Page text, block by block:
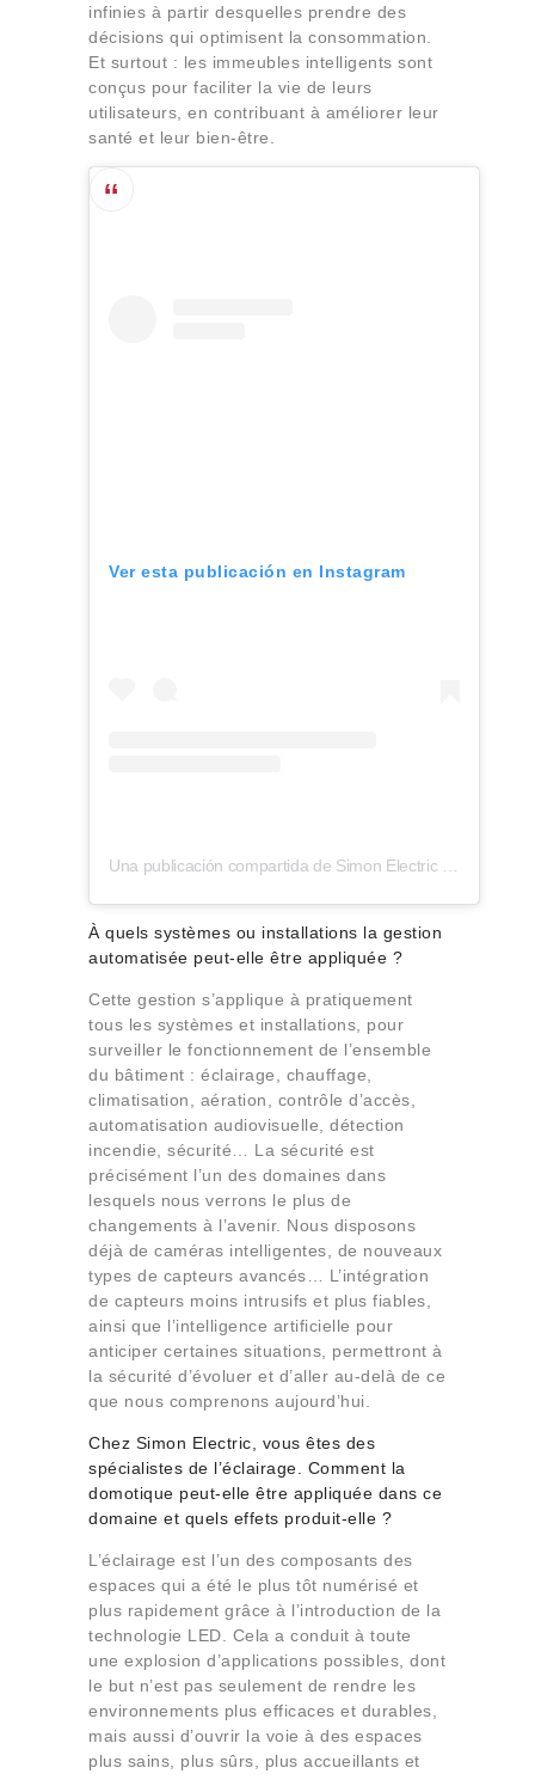
infinies à partir desquelles prendre des
décisions qui optimisent la consommation.
Et surtout : les immeubles intelligents sont
conçus pour faciliter la vie de leurs
utilisateurs, en contribuant à améliorer leur
santé et leur bien-être.
Ver esta publicación en Instagram
À quels systèmes ou installations la gestion
automatisée peut-elle être appliquée ?
Cette gestion s’applique à pratiquement
tous les systèmes et installations, pour
surveiller le fonctionnement de l’ensemble
du bâtiment : éclairage, chauffage,
climatisation, aération, contrôle d’accès,
automatisation audiovisuelle, détection
incendie, sécurité… La sécurité est
précisément l’un des domaines dans
lesquels nous verrons le plus de
changements à l’avenir. Nous disposons
déjà de caméras intelligentes, de nouveaux
types de capteurs avancés… L’intégration
de capteurs moins intrusifs et plus fiables,
ainsi que l’intelligence artificielle pour
anticiper certaines situations, permettront à
la sécurité d’évoluer et d’aller au-delà de ce
que nous comprenons aujourd’hui.
Chez Simon Electric, vous êtes des
spécialistes de l’éclairage. Comment la
domotique peut-elle être appliquée dans ce
domaine et quels effets produit-elle ?
L’éclairage est l’un des composants des
espaces qui a été le plus tôt numérisé et
plus rapidement grâce à l’introduction de la
technologie LED. Cela a conduit à toute
une explosion d’applications possibles, dont
le but n’est pas seulement de rendre les
environnements plus efficaces et durables,
mais aussi d’ouvrir la voie à des espaces
plus sains, plus sûrs, plus accueillants et